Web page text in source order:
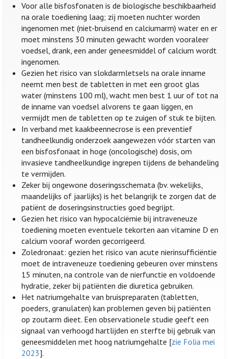
Voor alle bisfosfonaten is de biologische beschikbaarheid
na orale toediening laag; zij moeten nuchter worden
ingenomen met (niet-bruisend en calciumarm) water en er
moet minstens 30 minuten gewacht worden vooraleer
voedsel, drank, een ander geneesmiddel of calcium wordt
ingenomen.
Gezien het risico van slokdarmletsels na orale inname
neemt men best de tabletten in met een groot glas
water (minstens 100 ml), wacht men best 1 uur of tot na
de inname van voedsel alvorens te gaan liggen, en
vermijdt men de tabletten op te zuigen of stuk te bijten.
In verband met kaakbeennecrose is een preventief
tandheelkundig onderzoek aangewezen vóór starten van
een bisfosfonaat in hoge (oncologische) dosis, om
invasieve tandheelkundige ingrepen tijdens de behandeling
te vermijden.
Zeker bij ongewone doseringsschemata (bv. wekelijks,
maandelijks of jaarlijks) is het belangrijk te zorgen dat de
patiënt de doseringsinstructies goed begrijpt.
Gezien het risico van hypocalciëmie bij intraveneuze
toediening moeten eventuele tekorten aan vitamine D en
calcium vooraf worden gecorrigeerd.
Zoledronaat: gezien het risico van acute nierinsufficiëntie
moet de intraveneuze toediening gebeuren over minstens
15 minuten, na controle van de nierfunctie en voldoende
hydratie, zeker bij patiënten die diuretica gebruiken.
Het natriumgehalte van bruispreparaten (tabletten,
poeders, granulaten) kan problemen geven bij patiënten
op zoutarm dieet. Een observationele studie geeft een
signaal van verhoogd hartlijden en sterfte bij gebruik van
geneesmiddelen met hoog natriumgehalte [zie Folia mei
2023].